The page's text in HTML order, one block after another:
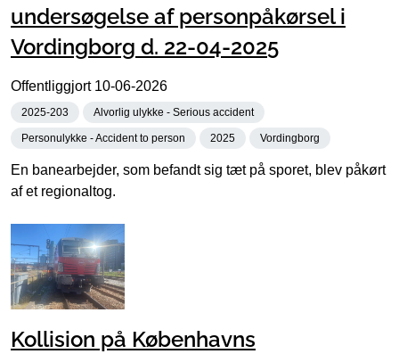
undersøgelse af personpåkørsel i
Vordingborg d. 22-04-2025
Offentliggjort 10-06-2026
2025-203 Alvorlig ulykke - Serious accident
Personulykke - Accident to person 2025 Vordingborg
En banearbejder, som befandt sig tæt på sporet, blev påkørt
af et regionaltog.
Kollision på Københavns